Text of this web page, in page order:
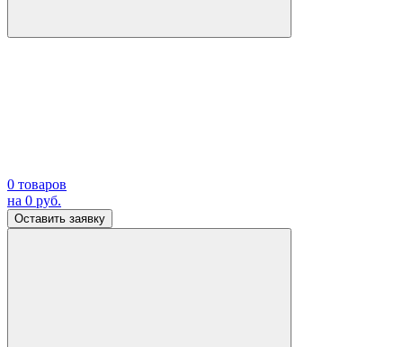
0 товаров
на 0 руб.
Оставить заявку